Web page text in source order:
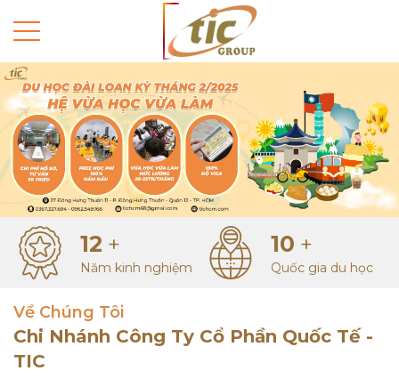
12 +
Năm kinh nghiệm
10 +
Quốc gia du học
Về Chúng Tôi
Chi Nhánh Công Ty Cổ Phần Quốc Tế -
TIC